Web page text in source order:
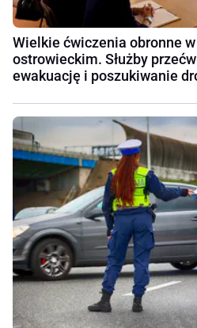
Wielkie ćwiczenia obronne
ostrowieckim. Służby
ewakuację i poszukiwanie